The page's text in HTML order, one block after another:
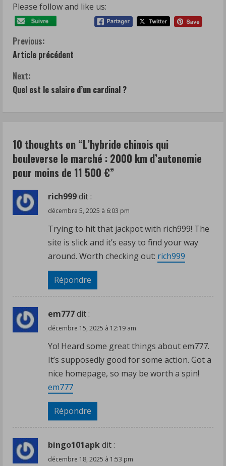
Please follow and like us:
C
o
n
n
u
e
R
i
n
Previous:
Article précédent
Next:
Quel est le salaire d’un cardinal ?
10 thoughts on “L’hybride chinois qui
bouleverse le marché : 2000 km d’autonomie
pour moins de 11 500 €”
rich999dit :
décembre 5, 2025 à 6:03 pm
Trying to hit that jackpot with rich999! The
site is slick and it’s easy to find your way
around. Worth checking out: rich999
Répondre
em777dit :
décembre 15, 2025 à 12:19 am
Yo! Heard some great things about em777.
It’s supposedly good for some action. Got a
nice homepage, so may be worth a spin!
em777
Répondre
bingo101apkdit :
décembre 18, 2025 à 1:53 pm